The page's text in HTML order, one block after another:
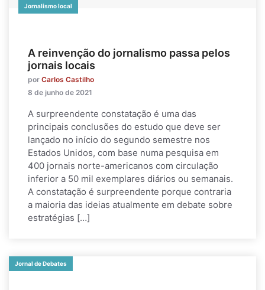
Jornalismo local
A reinvenção do jornalismo passa pelos
jornais locais
por Carlos Castilho
8 de junho de 2021
A surpreendente constatação é uma das
principais conclusões do estudo que deve ser
lançado no início do segundo semestre nos
Estados Unidos, com base numa pesquisa em
400 jornais norte-americanos com circulação
inferior a 50 mil exemplares diários ou semanais.
A constatação é surpreendente porque contraria
a maioria das ideias atualmente em debate sobre
estratégias […]
Jornal de Debates